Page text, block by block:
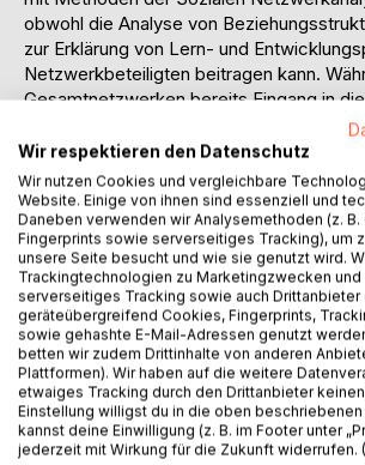
obwohl die Analyse von
zur Erklärung von Lern- und
Netzwerkbeteiligten beitragen kann.
Gesamtnetzwerken bereits Eingang in
Schulforschung gefunden haben, stellt
egozentrierter Netzwerke noch eine
Analysen egozentrierter Netzwerke
spezifischen Maßzahlen unter anderem
Ressourcen in Form von
Informations- und Wissenszugänge von
erfassen.
Die Beiträge in diesem Band basieren
gemeinsamen Fachtagung des
der wissenschaftlichen Begleitung und
schulischer Entwicklungsprozesse
für Erziehungswissenschaft, Psychologie
Bewegungswissenschaft der Universität
aktuelle Hamburger Vernetzungsprojekte
Wir respektieren den Datenschutz
Wir nutzen Cookies und vergleichbare
Website. Einige von ihnen sind essenziell und
Daneben verwenden wir Analysemethoden (z.
Fingerprints sowie serverseitiges Tracking), um
unsere Seite besucht und wie sie genutzt wird.
Trackingtechnologien zu Marketingzwecken und
serverseitiges Tracking sowie auch Drittanbieter
geräteübergreifend Cookies, Fingerprints,
sowie gehashte E-Mail-Adressen genutzt
betten wir zudem Drittinhalte von anderen
Plattformen). Wir haben auf die weitere
etwaiges Tracking durch den Drittanbieter
Einstellung willigst du in die oben beschriebenen
kannst deine Einwilligung (z. B. im Footer unter
jederzeit mit Wirkung für die Zukunft widerrufen. (